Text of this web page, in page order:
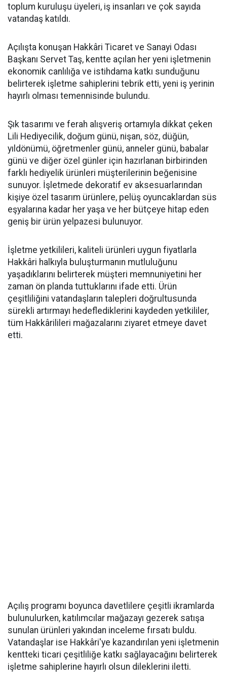
toplum kuruluşu üyeleri, iş insanları ve çok sayıda
vatandaş katıldı.
Açılışta konuşan Hakkâri Ticaret ve Sanayi Odası
Başkanı Servet Taş, kentte açılan her yeni işletmenin
ekonomik canlılığa ve istihdama katkı sunduğunu
belirterek işletme sahiplerini tebrik etti, yeni iş yerinin
hayırlı olması temennisinde bulundu.
Şık tasarımı ve ferah alışveriş ortamıyla dikkat çeken
Lili Hediyecilik, doğum günü, nişan, söz, düğün,
yıldönümü, öğretmenler günü, anneler günü, babalar
günü ve diğer özel günler için hazırlanan birbirinden
farklı hediyelik ürünleri müşterilerinin beğenisine
sunuyor. İşletmede dekoratif ev aksesuarlarından
kişiye özel tasarım ürünlere, pelüş oyuncaklardan süs
eşyalarına kadar her yaşa ve her bütçeye hitap eden
geniş bir ürün yelpazesi bulunuyor.
İşletme yetkilileri, kaliteli ürünleri uygun fiyatlarla
Hakkâri halkıyla buluşturmanın mutluluğunu
yaşadıklarını belirterek müşteri memnuniyetini her
zaman ön planda tuttuklarını ifade etti. Ürün
çeşitliliğini vatandaşların talepleri doğrultusunda
sürekli artırmayı hedeflediklerini kaydeden yetkililer,
tüm Hakkârilileri mağazalarını ziyaret etmeye davet
etti.
Açılış programı boyunca davetlilere çeşitli ikramlarda
bulunulurken, katılımcılar mağazayı gezerek satışa
sunulan ürünleri yakından inceleme fırsatı buldu.
Vatandaşlar ise Hakkâri'ye kazandırılan yeni işletmenin
kentteki ticari çeşitliliğe katkı sağlayacağını belirterek
işletme sahiplerine hayırlı olsun dileklerini iletti.